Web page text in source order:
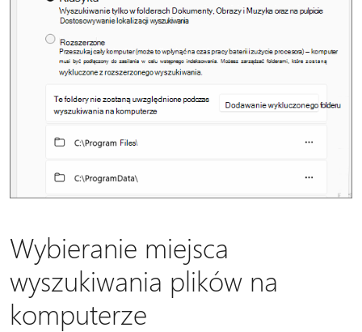
Wybieranie miejsca
wyszukiwania plików na
komputerze